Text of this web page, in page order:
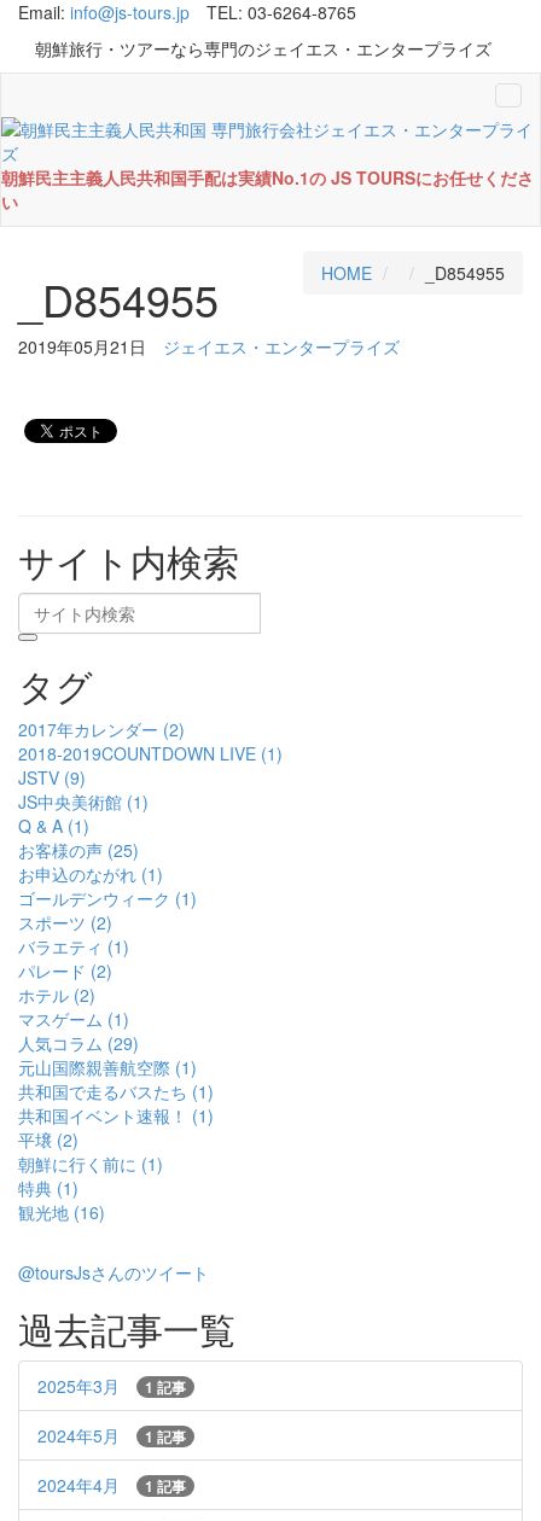
Email: info@js-tours.jp
TEL: 03-6264-8765
朝鮮旅行・ツアーなら専門のジェイエス・エンタープライズ
朝鮮民主主義人民共和国手配は実績No.1の JS TOURSにお任せくださ
い
_D854955 HOME _D854955
2019年05月21日 ジェイエス・エンタープライズ
サイト内検索
タグ
2017年カレンダー (2)
2018-2019COUNTDOWN LIVE (1)
JSTV (9)
JS中央美術館 (1)
Q & A (1)
お客様の声 (25)
お申込のながれ (1)
ゴールデンウィーク (1)
スポーツ (2)
バラエティ (1)
パレード (2)
ホテル (2)
マスゲーム (1)
人気コラム (29)
元山国際親善航空際 (1)
共和国で走るバスたち (1)
共和国イベント速報！ (1)
平壌 (2)
朝鮮に行く前に (1)
特典 (1)
観光地 (16)
@toursJsさんのツイート
過去記事一覧
2025年3月 1 記事
2024年5月 1 記事
2024年4月 1 記事